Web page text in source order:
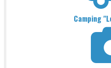
Camping